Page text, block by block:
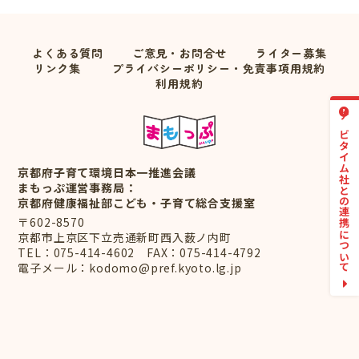
よくある質問 ご意見・お問合せ
ライター募集
リンク集
プライバシーポリシー・免責事項用規約
利用規約
京都府子育て環境日本一推進会議
まもっぷ運営事務局：
京都府健康福祉部こども・子育て総合支援室
〒602-8570
京都市上京区下立売通新町西入薮ノ内町
TEL： 075-414-4602
FAX：075-414-4792
電子メール： kodomo@pref.kyoto.lg.jp ナビタイム社との連携について